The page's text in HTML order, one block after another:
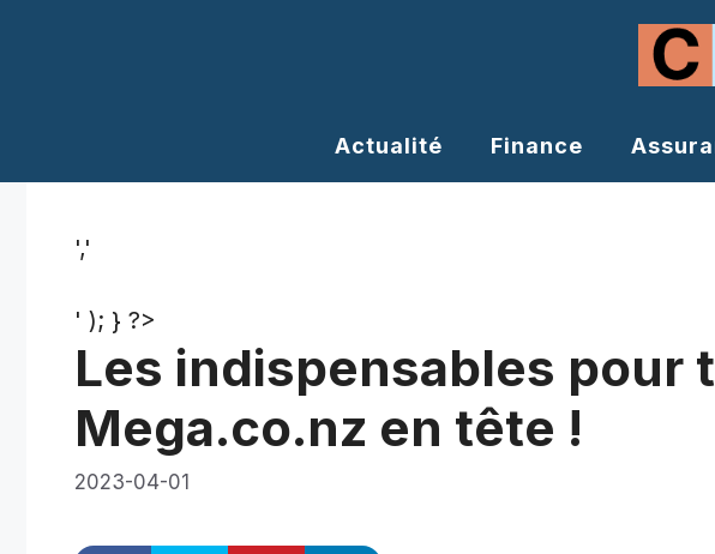
Actualité Finance
','
' ); } ?>
Les indispensables pour
Mega.co.nz en tête !
2023-04-01